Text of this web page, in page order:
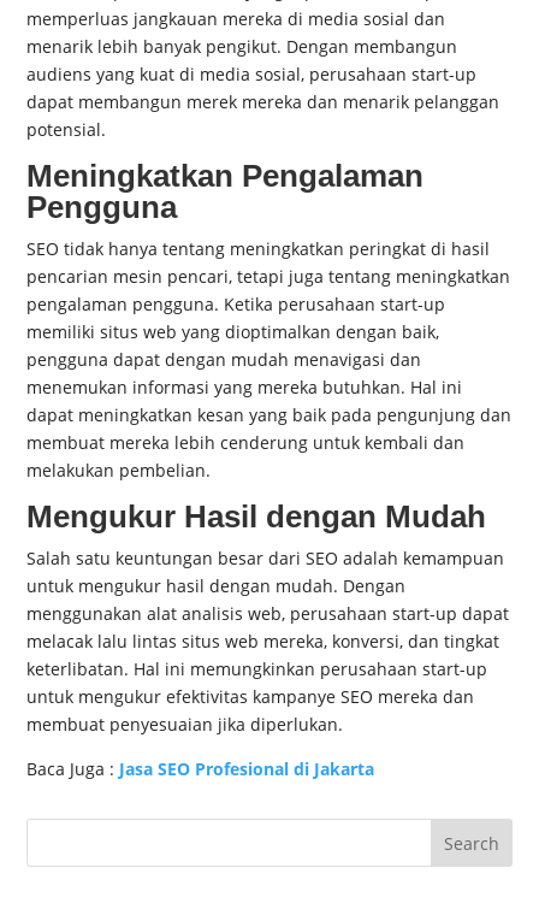
memperluas jangkauan mereka di media sosial dan
menarik lebih banyak pengikut. Dengan membangun
audiens yang kuat di media sosial, perusahaan start-up
dapat membangun merek mereka dan menarik pelanggan
potensial.
Meningkatkan Pengalaman
Pengguna
SEO tidak hanya tentang meningkatkan peringkat di hasil
pencarian mesin pencari, tetapi juga tentang meningkatkan
pengalaman pengguna. Ketika perusahaan start-up
memiliki situs web yang dioptimalkan dengan baik,
pengguna dapat dengan mudah menavigasi dan
menemukan informasi yang mereka butuhkan. Hal ini
dapat meningkatkan kesan yang baik pada pengunjung dan
membuat mereka lebih cenderung untuk kembali dan
melakukan pembelian.
Mengukur Hasil dengan Mudah
Salah satu keuntungan besar dari SEO adalah kemampuan
untuk mengukur hasil dengan mudah. Dengan
menggunakan alat analisis web, perusahaan start-up dapat
melacak lalu lintas situs web mereka, konversi, dan tingkat
keterlibatan. Hal ini memungkinkan perusahaan start-up
untuk mengukur efektivitas kampanye SEO mereka dan
membuat penyesuaian jika diperlukan.
Baca Juga : Jasa SEO Profesional di Jakarta
Search